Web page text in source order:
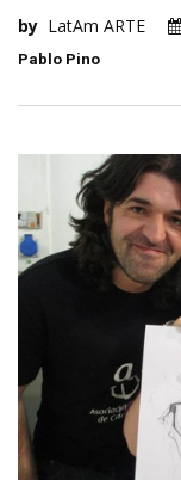
by LatAm ARTE
Pablo Pino